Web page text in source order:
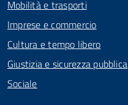
Mobilità e trasporti
Imprese e commercio
Cultura e tempo libero
Giustizia e sicurezza pubblica
Sociale